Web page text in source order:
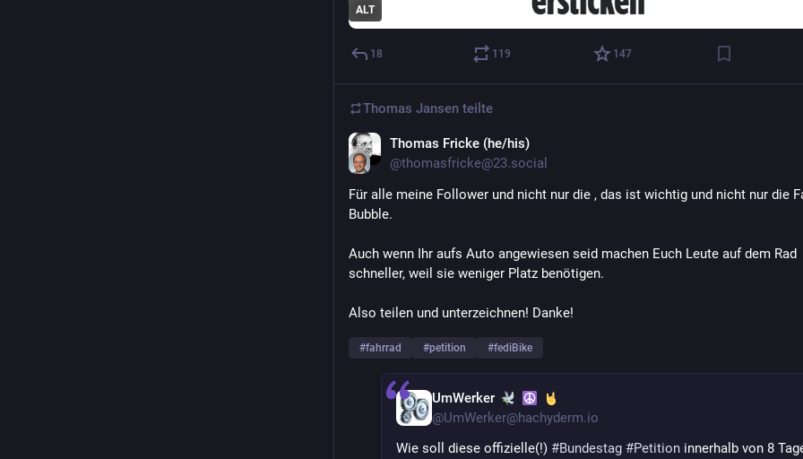
ALT
18 119 147
Thomas Jansen teilte
Thomas Fricke (he/his)
@thomasfricke@23.social
Für alle meine Follower und nicht nur die , das ist wichtig und nicht nur die
Bubble.
Auch wenn Ihr aufs Auto angewiesen seid machen Euch Leute auf dem Rad
schneller, weil sie weniger Platz benötigen.
Also teilen und unterzeichnen! Danke!
#fahrrad #petition #fediBike
UmWerker
@UmWerker@hachyderm.io
Wie soll diese offizielle(!) #Bundestag #Petition innerhalb von 8